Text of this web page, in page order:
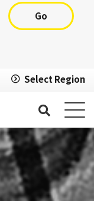
Go
Select Region